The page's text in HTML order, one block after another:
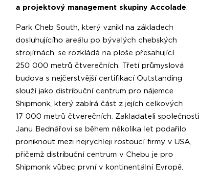
a projektový management skupiny Accolade.
Park Cheb South, který vznikl na základech
dosluhujícího areálu po bývalých chebských
strojírnách, se rozkládá na ploše přesahující
250 000 metrů čtverečních. Třetí průmyslová
budova s nejčerstvější certifikací Outstanding
slouží jako distribuční centrum pro nájemce
Shipmonk, který zabírá část z jejích celkových
17 000 metrů čtverečních. Zakladateli společnosti
Janu Bednářovi se během několika let podařilo
proniknout mezi nejrychleji rostoucí firmy v USA,
přičemž distribuční centrum v Chebu je pro
Shipmonk vůbec první v kontinentální Evropě.